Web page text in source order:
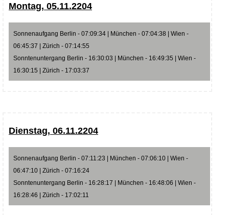
Montag, 05.11.2204
Sonnenaufgang Berlin - 07:09:34 | München - 07:04:38 | Wien -
06:45:37 | Zürich - 07:14:55
Sonntenuntergang Berlin - 16:30:03 | München - 16:49:35 | Wien -
16:30:15 | Zürich - 17:03:37
Dienstag, 06.11.2204
Sonnenaufgang Berlin - 07:11:23 | München - 07:06:10 | Wien -
06:47:10 | Zürich - 07:16:24
Sonntenuntergang Berlin - 16:28:17 | München - 16:48:06 | Wien -
16:28:46 | Zürich - 17:02:11